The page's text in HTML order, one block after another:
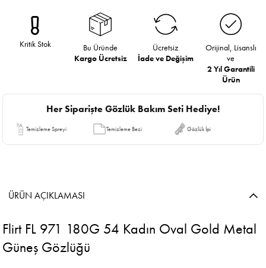
Kritik Stok
Bu Üründe
Kargo Ücretsiz
Ücretsiz
İade ve Değişim
Orijinal, Lisanslı
ve
2 Yıl Garantili
Ürün
Her Siparişte Gözlük Bakım Seti Hediye!
Temizleme Spreyi Temizleme Bezi Gözlük İpi
ÜRÜN AÇIKLAMASI
Flirt FL 971 180G 54 Kadın Oval Gold Metal
Güneş Gözlüğü